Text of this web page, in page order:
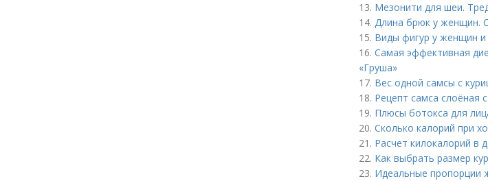
13. Мезонити для шеи.
14. Длина брюк у женщин.
15. Виды фигур у женщин и
16. Самая эффективная
«Груша»
17. Вес одной самсы с
18. Рецепт самса слоёная
19. Плюсы ботокса для
20. Сколько калорий при
21. Расчет килокалорий в
22. Как выбрать размер
23. Идеальные пропорции